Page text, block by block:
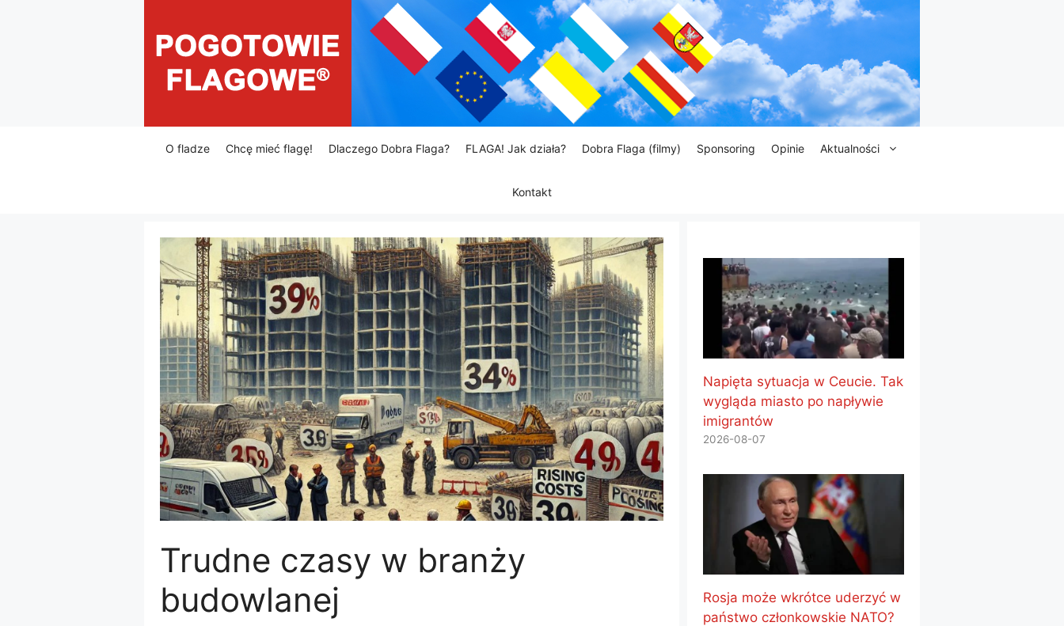
O fladze Chcę mieć flagę! Dlaczego Dobra Flaga? FLAGA! Jak działa? Dobra Flaga (filmy) Sponsoring Opinie Aktualności
Kontakt
Trudne czasy w branży
budowlanej
Napięta sytuacja w Ceucie. Tak
wygląda miasto po napływie
imigrantów
2026-08-07
Rosja może wkrótce uderzyć w
państwo członkowskie NATO?